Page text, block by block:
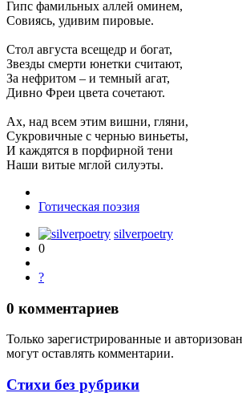
Гипс фамильных аллей оминем,
Совиясь, удивим пировые.
Стол августа всещедр и богат,
Звезды смерти юнетки считают,
За нефритом – и темный агат,
Дивно Фреи цвета сочетают.
Ах, над всем этим вишни, гляни,
Сукровичные с чернью виньеты,
И каждятся в порфирной тени
Наши витые мглой силуэты.
Готическая поэзия
silverpoetry
0
?
0 комментариев
Только зарегистрированные и
могут оставлять комментарии.
Стихи без рубрики